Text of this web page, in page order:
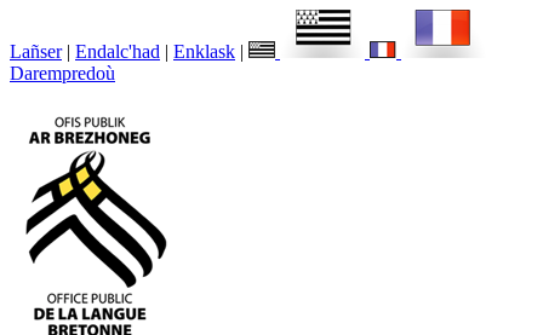
Lañser | Endalc'had | Enklask |
Darempredoù